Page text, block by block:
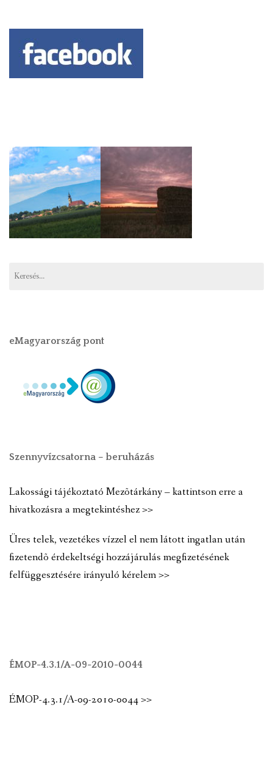
eMagyarország pont
Szennyvízcsatorna – beruházás
Lakossági tájékoztató Mezõtárkány – kattintson erre a
hivatkozásra a megtekintéshez >>
Üres telek, vezetékes vízzel el nem látott ingatlan után
fizetendõ érdekeltségi hozzájárulás megfizetésének
felfüggesztésére irányuló kérelem >>
ÉMOP-4.3.1/A-09-2010-0044
ÉMOP-4.3.1/A-09-2010-0044 >>